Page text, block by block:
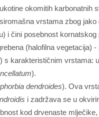
okomitih karbonatnih
vrstama zbog
i čini posebnost kornatskog
(halofilna vegetacija)
) s karakterističnim vrstama:
).
dendroides). Ova
i zadržava se u
kod drvenaste